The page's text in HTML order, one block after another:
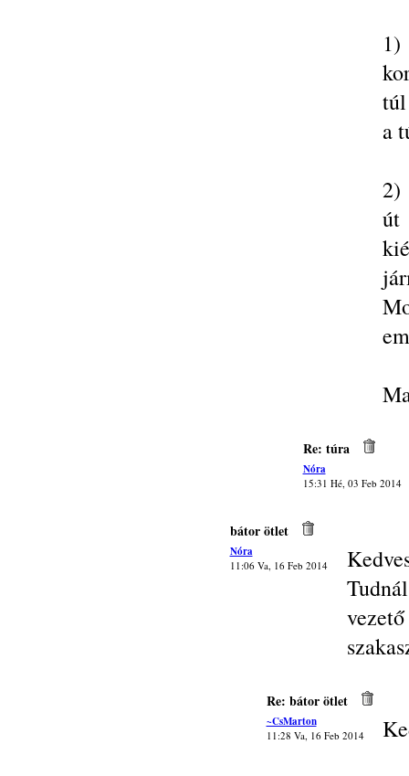
túl
a
2)
út
Re: túra
Nóra
15:31 Hé, 03 Feb 2014
bátor ötlet
Nóra
11:06 Va, 16 Feb 2014
Re: bátor ötlet
~CsMarton
11:28 Va, 16 Feb 2014